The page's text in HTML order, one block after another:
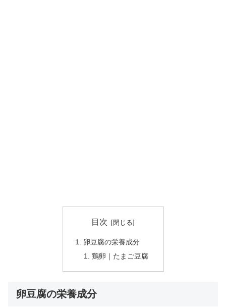
目次
卵豆腐の栄養成分
鶏卵｜たまご豆腐
卵豆腐の栄養成分